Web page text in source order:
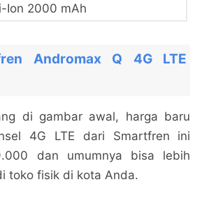
Ion 2000 mAh
Andromax Q 4G LTE
di gambar awal, harga baru
4G LTE dari Smartfren ini
dan umumnya bisa lebih
toko fisik di kota Anda.